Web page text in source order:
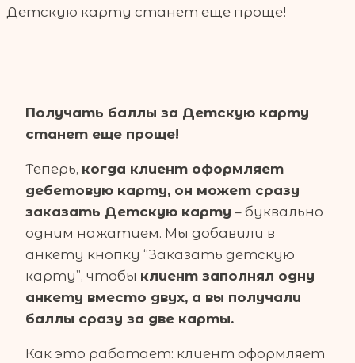
Детскую карту станет еще проще!
Получать баллы за Детскую карту
станет еще проще!
Теперь, когда клиент оформляет
дебетовую карту, он может сразу
заказать Детскую карту – буквально
одним нажатием. Мы добавили в
анкету кнопку “Заказать детскую
карту”, чтобы клиент заполнял одну
анкету вместо двух, а вы получали
баллы сразу за две карты.
Как это работает: клиент оформляет